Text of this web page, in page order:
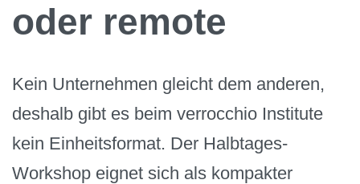
oder remote
Kein Unternehmen gleicht dem anderen,
deshalb gibt es beim verrocchio Institute
kein Einheitsformat. Der Halbtages-
Workshop eignet sich als kompakter